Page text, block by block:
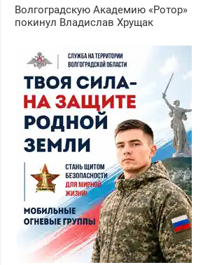
Волгоградскую Академию «Ротор»
покинул Владислав Хрущак